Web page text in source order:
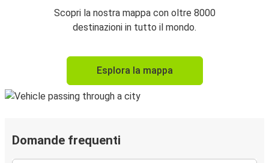
Scopri la nostra mappa con oltre 8000
destinazioni in tutto il mondo.
Esplora la mappa
Domande frequenti